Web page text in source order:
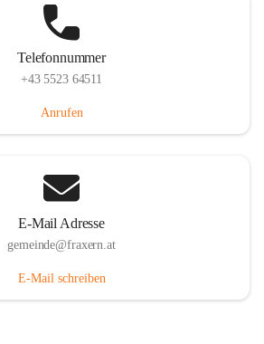
Telefonnummer
+43 5523 64511
Anrufen
E-Mail Adresse
gemeinde@fraxern.at
E-Mail schreiben